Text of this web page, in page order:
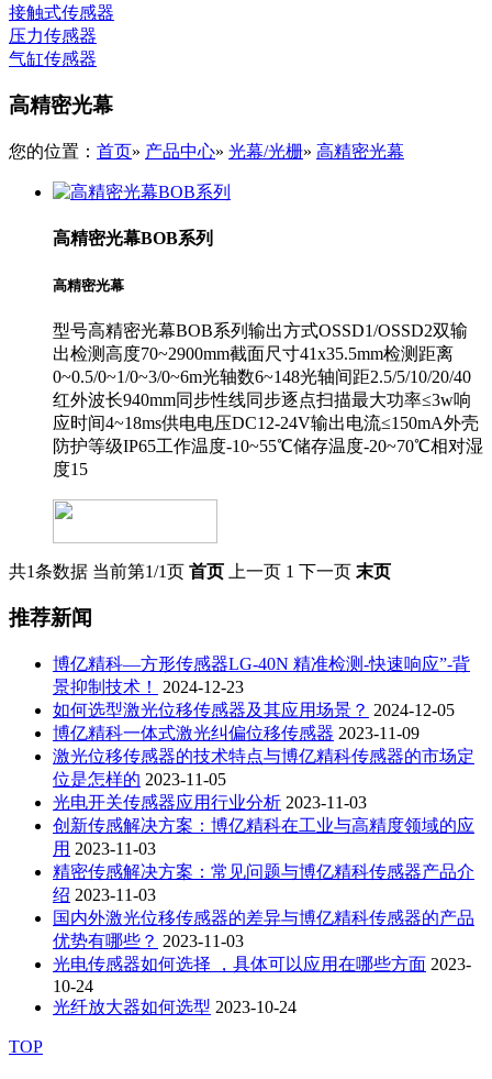
接触式传感器
压力传感器
气缸传感器
高精密光幕
您的位置： 首页» 产品中心» 光幕/光栅» 高精密光幕
高精密光幕BOB系列
高精密光幕
型号高精密光幕BOB系列输出方式OSSD1/OSSD2双输
出检测高度70~2900mm截面尺寸41x35.5mm检测距离
0~0.5/0~1/0~3/0~6m光轴数6~148光轴间距2.5/5/10/20/40
红外波长940mm同步性线同步逐点扫描最大功率≤3w响
应时间4~18ms供电电压DC12-24V输出电流≤150mA外壳
防护等级IP65工作温度-10~55℃储存温度-20~70℃相对湿
度15
共1条数据 当前第1/1页 首页 上一页 1 下一页 末页
推荐新闻
博亿精科—方形传感器LG-40N 精准检测-快速响应”-背
景抑制技术！
2024-12-23
如何选型激光位移传感器及其应用场景？ 2024-12-05
博亿精科一体式激光纠偏位移传感器 2023-11-09
激光位移传感器的技术特点与博亿精科传感器的市场定
位是怎样的 2023-11-05
光电开关传感器应用行业分析 2023-11-03
创新传感解决方案：博亿精科在工业与高精度领域的应
用 2023-11-03
精密传感解决方案：常见问题与博亿精科传感器产品介
绍 2023-11-03
国内外激光位移传感器的差异与博亿精科传感器的产品
优势有哪些？ 2023-11-03
光电传感器如何选择 ，具体可以应用在哪些方面 2023-
10-24
光纤放大器如何选型 2023-10-24
TOP